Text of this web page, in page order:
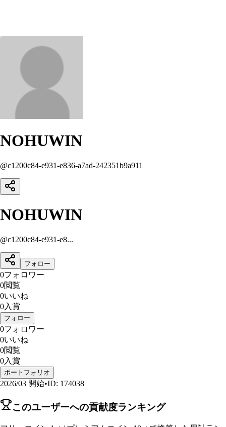
NOHUWIN
@c1200c84-e931-e836-a7ad-242351b9a911
NOHUWIN
@c1200c84-e931-e8...
フォロー
0フォロワー
0閲覧
0いいね
0入賞
フォロー
0フォロワー
0いいね
0閲覧
0入賞
ポートフォリオ
2026/03 開始•ID: 174038
このユーザーへの貢献度ランキング